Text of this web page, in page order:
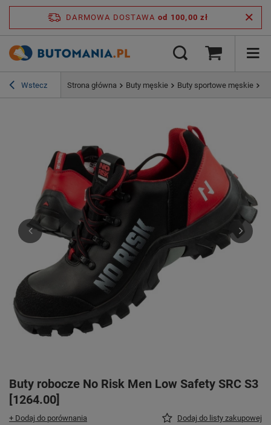
DARMOWA DOSTAWA od 100,00 zł
Wstecz Strona główna Buty męskie Buty sportowe męskie
Buty robocze No Risk Men Low Safety SRC S3
[1264.00]
+ Dodaj do porównania Dodaj do listy zakupowej